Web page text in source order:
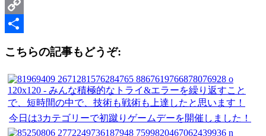
Line
Copy
こちらの記事もどうぞ:
今日は3カテゴリーで初蹴りゲームデーを開催しました！